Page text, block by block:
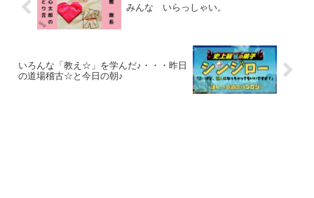
みんな いらっしゃい。
いろんな「教え☆」を学んだ♪・・・昨日
の道場稽古☆と今日の朝♪